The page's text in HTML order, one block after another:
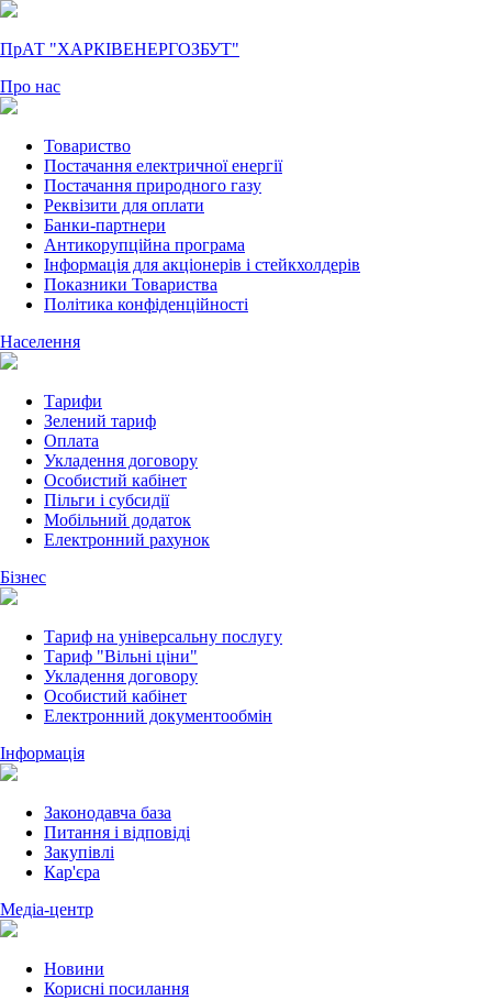
ПрАТ "ХАРКІВЕНЕРГОЗБУТ"
Про нас
Товариство
Постачання електричної енергії
Постачання природного газу
Реквізити для оплати
Банки-партнери
Антикорупційна програма
Інформація для акціонерів і стейкхолдерів
Показники Товариства
Політика конфіденційності
Населення
Тарифи
Зелений тариф
Оплата
Укладення договору
Особистий кабінет
Пільги і субсидії
Мобільний додаток
Електронний рахунок
Бізнес
Тариф на універсальну послугу
Тариф "Вільні ціни"
Укладення договору
Особистий кабінет
Електронний документообмін
Інформація
Законодавча база
Питання і відповіді
Закупівлі
Кар'єра
Медіа-центр
Новини
Корисні посилання